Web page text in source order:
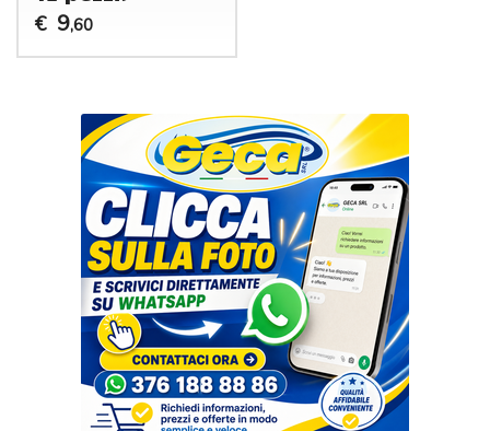
€ 9,60